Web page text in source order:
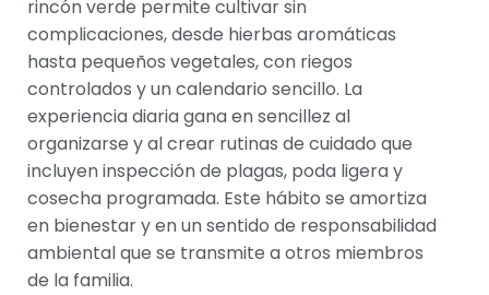
rincón verde permite cultivar sin
complicaciones, desde hierbas aromáticas
hasta pequeños vegetales, con riegos
controlados y un calendario sencillo. La
experiencia diaria gana en sencillez al
organizarse y al crear rutinas de cuidado que
incluyen inspección de plagas, poda ligera y
cosecha programada. Este hábito se amortiza
en bienestar y en un sentido de responsabilidad
ambiental que se transmite a otros miembros
de la familia.